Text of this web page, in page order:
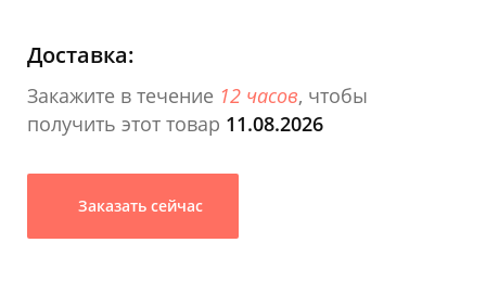
Доставка:
Закажите в течение 12 часов, чтобы
получить этот товар 11.08.2026
Заказать сейчас